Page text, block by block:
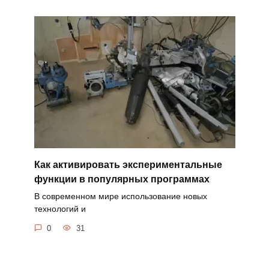
Как активировать экспериментальные
функции в популярных программах
В современном мире использование новых
технологий и
0 31